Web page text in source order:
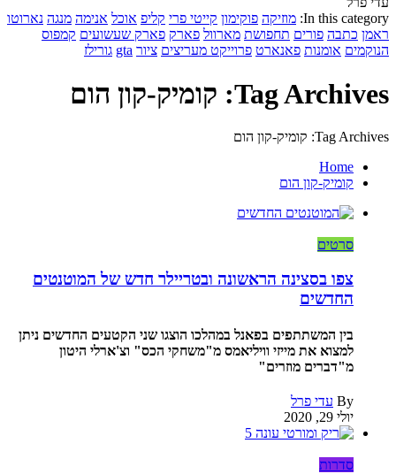
In this category: מוזיקה פוקימון קייטי פרי קליפ אוכל אנימה מנגה נארוטו
ראמן כתבה פורים תחפושת מארוול פארק פארק שעשועים קמפוס
הנוקמים אומנות פאנארט פרוייקט מעריצים ציור gta גורילז
Tag Archives: קומיק-קון הום
Tag Archives: קומיק-קון הום
Home
קומיק-קון הום
סרטים
צפו בסצינה הראשונה ובטריילר חדש של המוטנטים
החדשים
בין המשתתפים בפאנל במהלכו הוצגו שני הקטעים החדשים ניתן
למצוא את מייזי וויליאמס מ"משחקי הכס" וצ'ארלי היטון
מ"דברים מוזרים"
By עדי פרל
יולי 29, 2020
סדרות